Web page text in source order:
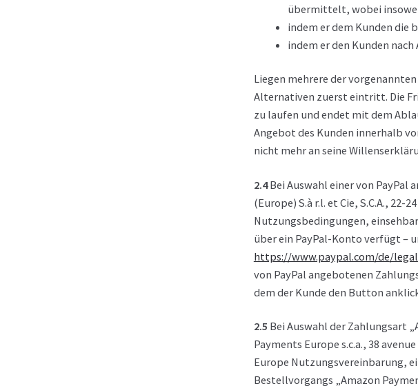
übermittelt, wobei
indem er dem Kunden die
indem er den Kunden
Liegen mehrere der
Alternativen zuerst eintritt. Die
zu laufen und endet mit dem
Angebot des Kunden innerhalb
nicht mehr an seine
2.4Bei Auswahl einer von
(Europe) S.à r.l. et Cie, S.C.A.,
Nutzungsbedingungen,
über ein PayPal-Konto verfügt –
https://www.paypal.com/de/
von PayPal angebotenen
dem der Kunde den Button
2.5 Bei Auswahl der Zahlungsart
Payments Europe s.c.a., 38
Europe Nutzungsvereinbarung,
Bestellvorgangs „Amazon